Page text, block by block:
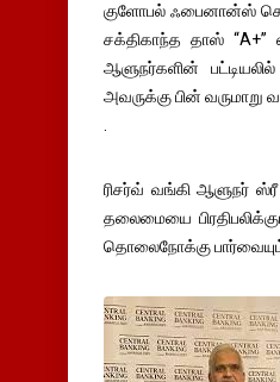
குளோபல் ஃபைனான்ஸ்
சக்திகாந்த தாஸ் “A+”
ஆளுநர்களின் பட்டியலில்
அவருக்கு பின் வருமாறு
ரிசர்வ் வங்கி ஆளுநர்
தலைமையை
தொலைநோக்கு பார்வையும்